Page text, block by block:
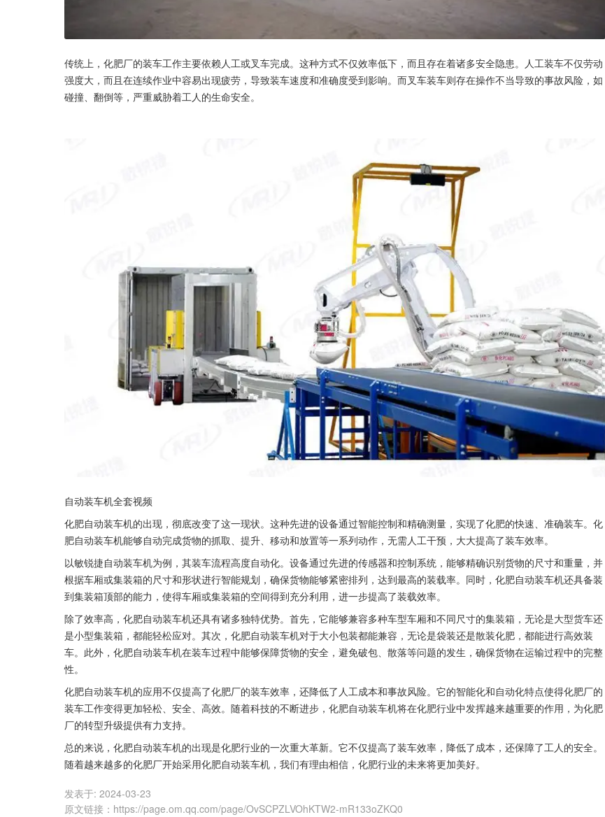
传统上，化肥厂的装车工作主要依赖人工或叉车完成。这种方式不仅效率低下，而且存在着诸多安全隐患。人工装车不仅劳动
强度大，而且在连续作业中容易出现疲劳，导致装车速度和准确度受到影响。而叉车装车则存在操作不当导致的事故风险，如
碰撞、翻倒等，严重威胁着工人的生命安全。
自动装车机全套视频
化肥自动装车机的出现，彻底改变了这一现状。这种先进的设备通过智能控制和精确测量，实现了化肥的快速、准确装车。化
肥自动装车机能够自动完成货物的抓取、提升、移动和放置等一系列动作，无需人工干预，大大提高了装车效率。
以敏锐捷自动装车机为例，其装车流程高度自动化。设备通过先进的传感器和控制系统，能够精确识别货物的尺寸和重量，并
根据车厢或集装箱的尺寸和形状进行智能规划，确保货物能够紧密排列，达到最高的装载率。同时，化肥自动装车机还具备装
到集装箱顶部的能力，使得车厢或集装箱的空间得到充分利用，进一步提高了装载效率。
除了效率高，化肥自动装车机还具有诸多独特优势。首先，它能够兼容多种车型车厢和不同尺寸的集装箱，无论是大型货车还
是小型集装箱，都能轻松应对。其次，化肥自动装车机对于大小包装都能兼容，无论是袋装还是散装化肥，都能进行高效装
车。此外，化肥自动装车机在装车过程中能够保障货物的安全，避免破包、散落等问题的发生，确保货物在运输过程中的完整
性。
化肥自动装车机的应用不仅提高了化肥厂的装车效率，还降低了人工成本和事故风险。它的智能化和自动化特点使得化肥厂的
装车工作变得更加轻松、安全、高效。随着科技的不断进步，化肥自动装车机将在化肥行业中发挥越来越重要的作用，为化肥
厂的转型升级提供有力支持。
总的来说，化肥自动装车机的出现是化肥行业的一次重大革新。它不仅提高了装车效率，降低了成本，还保障了工人的安全。
随着越来越多的化肥厂开始采用化肥自动装车机，我们有理由相信，化肥行业的未来将更加美好。
发表于: 2024-03-23
原文链接 ： https://page.om.qq.com/page/OvSCPZLVOhKTW2-mR133oZKQ0